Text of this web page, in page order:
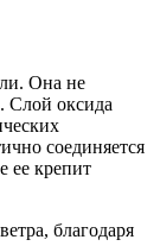
Она не
Слой оксида
соединяется
ее крепит
благодаря